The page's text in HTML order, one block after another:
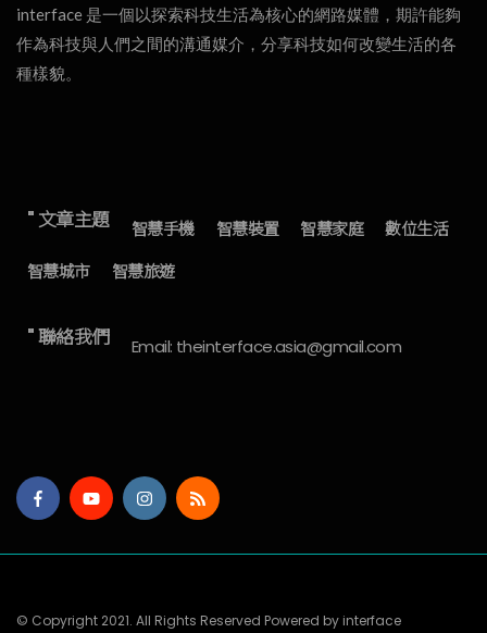
interface 是一個以探索科技生活為核心的網路媒體，期許能夠
作為科技與人們之間的溝通媒介，分享科技如何改變生活的各
種樣貌。
" 文章主題 智慧手機 智慧裝置 智慧家庭
數位生活
智慧城市
智慧旅遊
" 聯絡我們 Email: theinterface.asia@gmail.com
© Copyright 2021. All Rights Reserved Powered by interface